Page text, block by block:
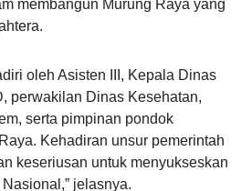
membangun Murung Raya yang
oleh Asisten III, Kepala Dinas
perwakilan Dinas Kesehatan,
serta pimpinan pondok
Kehadiran unsur pemerintah
keseriusan untuk menyukseskan
jelasnya.